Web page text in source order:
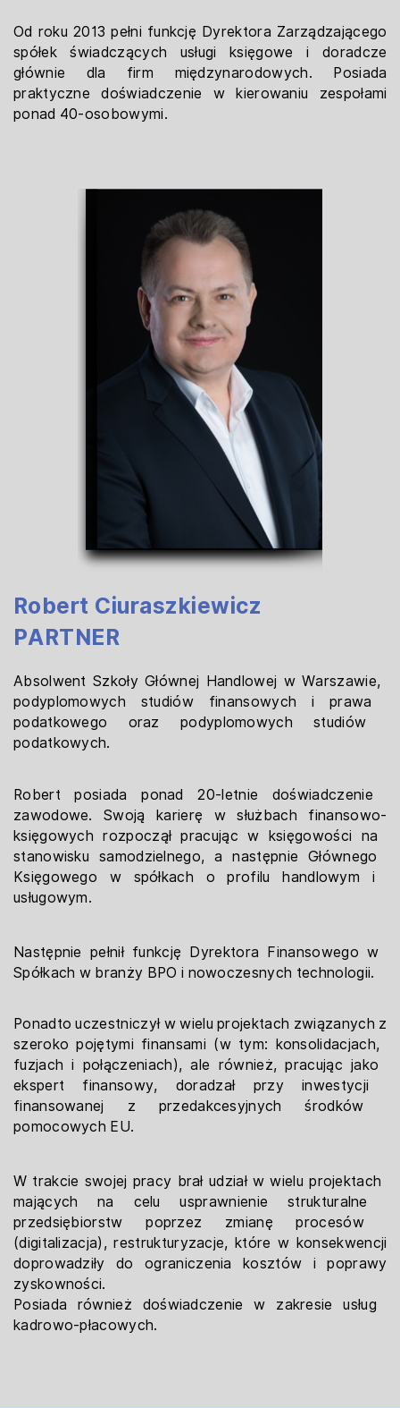
Od roku 2013 pełni funkcję Dyrektora ​Zarządzającego
spółek świadczących usługi ​księgowe i doradcze
głównie dla firm ​międzynarodowych. Posiada
praktyczne ​doświadczenie w kierowaniu zespołami
ponad 40-​osobowymi.
Robert Ciuraszkiewicz
PARTNER
Absolwent Szkoły Głównej Handlowej w Warszawie, ​
podyplomowych studiów finansowych i prawa ​
podatkowego oraz podyplomowych studiów ​
podatkowych.
Robert posiada ponad 20-letnie doświadczenie ​
zawodowe. Swoją karierę w służbach finansowo-​
księgowych rozpoczął pracując w księgowości na ​
stanowisku samodzielnego, a następnie Głównego ​
Księgowego w spółkach o profilu handlowym i ​
usługowym.
Następnie pełnił funkcję Dyrektora Finansowego w ​
Spółkach w branży BPO i nowoczesnych technologii.
Ponadto uczestniczył w wielu projektach związanych ​z
szeroko pojętymi finansami (w tym: konsolidacjach, ​
fuzjach i połączeniach), ale również, pracując jako ​
ekspert finansowy, doradzał przy inwestycji ​
finansowanej z przedakcesyjnych środków ​
pomocowych EU.
W trakcie swojej pracy brał udział w wielu projektach ​
mających na celu usprawnienie strukturalne ​
przedsiębiorstw poprzez zmianę procesów ​
(digitalizacja), restrukturyzacje, które w ​konsekwencji
doprowadziły do ograniczenia kosztów ​i poprawy
zyskowności.
Posiada również doświadczenie w zakresie usług ​
kadrowo-płacowych.